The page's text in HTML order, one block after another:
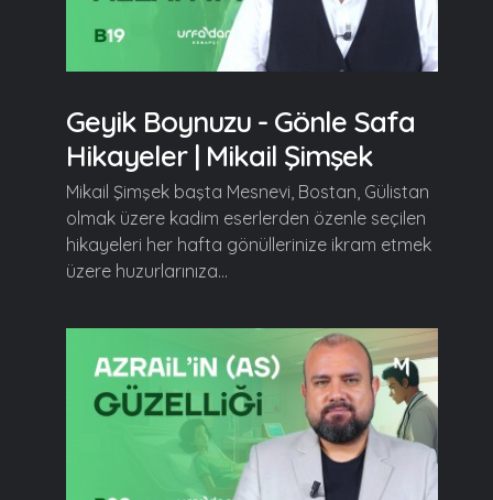
Geyik Boynuzu - Gönle Safa
Hikayeler | Mikail Şimşek
Mikail Şimşek başta Mesnevi, Bostan, Gülistan
olmak üzere kadim eserlerden özenle seçilen
hikayeleri her hafta gönüllerinize ikram etmek
üzere huzurlarınıza...